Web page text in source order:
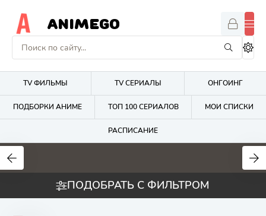
ANIMEGO
TV ФИЛЬМЫ TV СЕРИАЛЫ ОНГОИНГ
ПОДБОРКИ АНИМЕ ТОП 100 СЕРИАЛОВ МОИ СПИСКИ
РАСПИСАНИЕ
1.7
ПОДОБРАТЬ С ФИЛЬТРОМ